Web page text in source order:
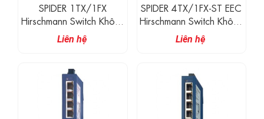
SPIDER 1TX/1FX
Hirschmann Switch Không
Quản Lí 1 Cổng 100M
RJ45, 1 Cổng Quang MM
Liên hệ
SPIDER 4TX/1FX-ST EEC
Hirschmann Switch Không
Quản Lí 4 Cổng 100M
RJ45, 1 Cổng Quang MM
Liên hệ